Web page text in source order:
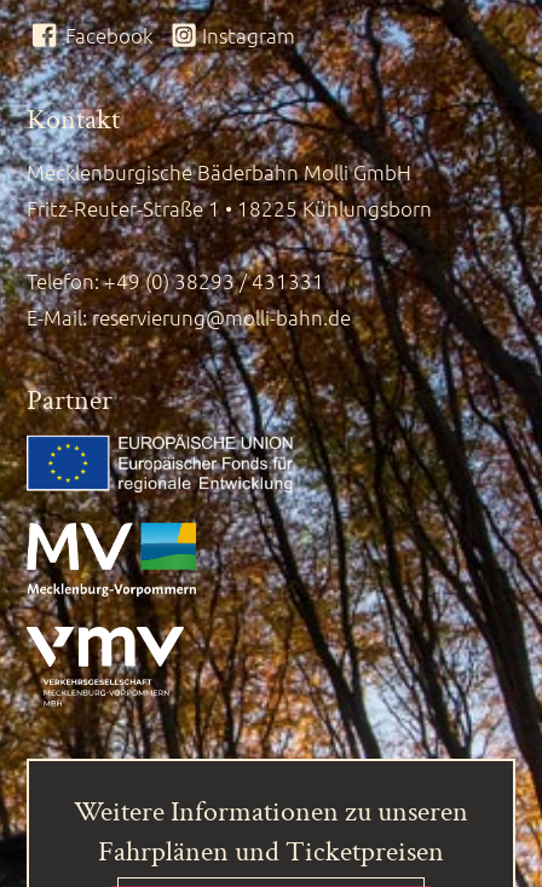
Facebook Instagram
Kontakt
Mecklenburgische Bäderbahn Molli GmbH
Fritz-Reuter-Straße 1 • 18225 Kühlungsborn
Telefon: +49 (0) 38293 / 431331
E-Mail:reservierung@molli-bahn.de
Partner
Weitere Informationen zu unseren
Fahrplänen und Ticketpreisen